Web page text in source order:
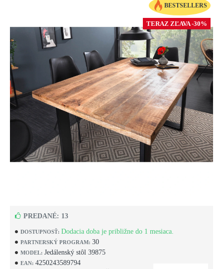
BESTSELLERS
TERAZ ZĽAVA -30%
DOSTUPNOSŤ: Dodacia doba je približne do 1 mesiaca.
PARTNERSKÝ PROGRAM: 30
MODEL: Jedálenský stôl 39875
EAN: 4250243589794
PREDANÉ: 13